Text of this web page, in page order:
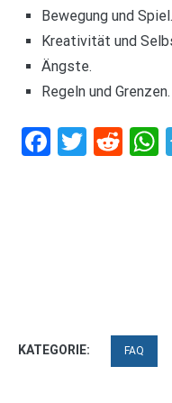
Bewegung und Spiel.
Kreativität und
Ängste.
Regeln und Grenzen.
Facebook
KATEGORIE: FAQ